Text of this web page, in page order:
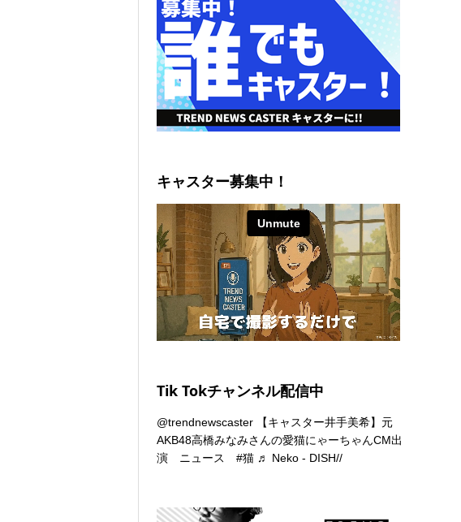
キャスター募集中！
Tik Tokチャンネル配信中
@trendnewscaster 【キャスター井手美希】元
AKB48高橋みなみさんの愛猫にゃーちゃんCM出
演 ニュース#猫 ♬ Neko - DISH//